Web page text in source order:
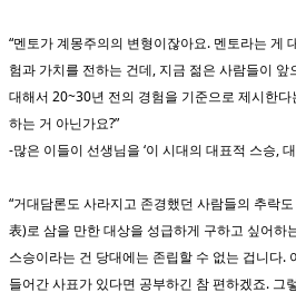
“멘토가 계몽주의의 변형이잖아요. 멘토라는 게
험과 가치를 전하는 건데, 지금 젊은 사람들이
대해서 20~30년 전의 경험을 기준으로 제시한
하는 거 아닌가요?”
-많은 이들이 선생님을 ‘이 시대의 대표적 스승,
“거대담론도 사라지고 존경했던 사람들의 추락
表)로 삼을 만한 대상을 성급하게 구하고 싶어하
스승이라는 건 당대에는 존립할 수 없는 겁니다.
들어간 사표가 있다면 공부하긴 참 편하겠죠. 그